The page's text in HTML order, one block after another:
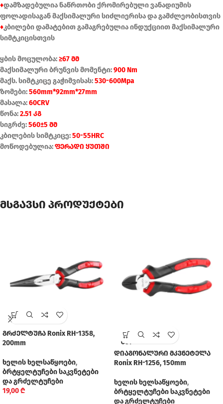
♦დამზადებულია ნაწრთობი ქრომირებული ვანადიუმის
ფოლადისაგან მაქსიმალური სიძლიერისა და გამძლეობისთვის
♦კბილები დამატებით გამაგრებულია ინდუქციით მაქსიმალური
სიმტკიცისთვის
ყბის მოცულობა:≥67 მმ
მაქსიმალური ბრუნვის მომენტი:900 Nm
მაქს. სიმტკიცე გაჭიმვისას:530-600Mpa
ზომები:560mm*92mm*27mm
მასალა:60CRV
წონა:2.51 კგ
სიგრძე:560±5 მმ
კბილების სიმტკიცე:50-55HRC
მოწოდებულია:ფერადი ყუთში
მსგავსი პროდუქტები
გრძელტუჩა Ronix RH-1358,
200mm
ხელის ხელსაწყოები,
ბრტყელტუჩები საკვნეტები
და გრძელტუჩები
19,00₾
SOLD
OUT
დიაგონალური მკვნეტელა
Ronix RH-1256, 150mm
ხელის ხელსაწყოები,
ბრტყელტუჩები საკვნეტები
და გრძელტუჩები